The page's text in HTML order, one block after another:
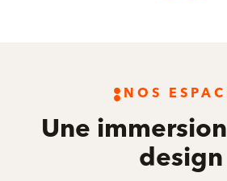
NOS
Une
design